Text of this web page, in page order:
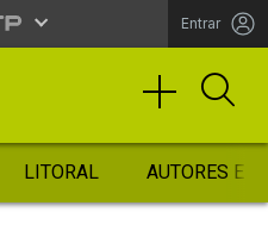
Entrar
LITORAL AUTORES